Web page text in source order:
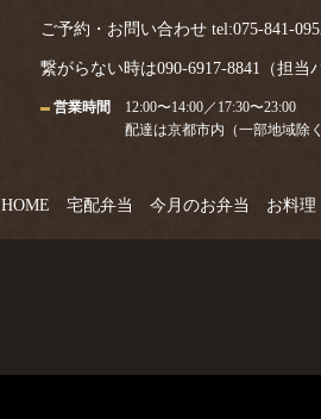
ご予約・お問い合わせ tel:075-841-
繋がらない時は090-6917-8841（担当
営業時間
12:00〜14:00／17:30〜23:00
配達は京都市内（一部地域除
HOME 宅配弁当 今月のお弁当 お料理